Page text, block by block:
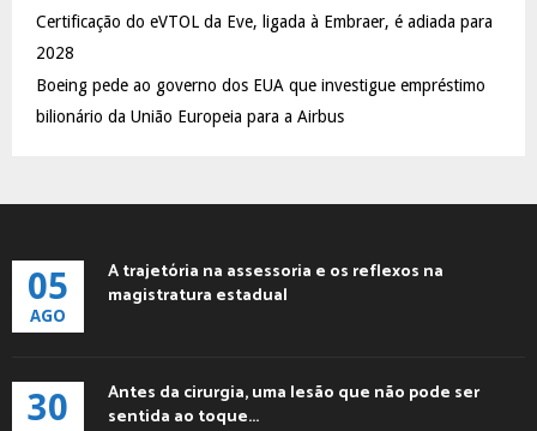
Certificação do eVTOL da Eve, ligada à Embraer, é adiada para
2028
Boeing pede ao governo dos EUA que investigue empréstimo
bilionário da União Europeia para a Airbus
05
AGO
A trajetória na assessoria e os reflexos na
magistratura estadual
30
Antes da cirurgia, uma lesão que não pode ser
sentida ao toque...